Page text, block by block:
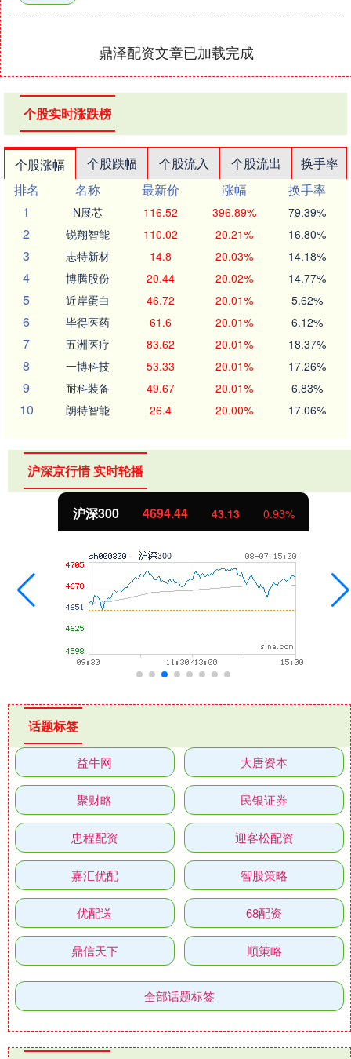
鼎泽配资文章已加载完成
个股实时涨跌榜
个股涨幅 个股跌幅 个股流入 个股流出
换手率
排名
名称 最新价 涨幅
换手率
1
N展芯 116.52 396.89% 79.39%
2 锐翔智能 110.02 20.21% 16.80%
3 志特新材 14.8 20.03% 14.18%
4 博腾股份 20.44 20.02% 14.77%
5 近岸蛋白 46.72 20.01% 5.62%
6 毕得医药 61.6 20.01% 6.12%
7 五洲医疗 83.62 20.01% 18.37%
8 一博科技 53.33 20.01% 17.26%
9 耐科装备 49.67 20.01% 6.83%
10 朗特智能 26.4 20.00% 17.06%
沪深京行情 实时轮播
沪深300 4694.44 43.13 0.93%
话题标签
益牛网 大唐资本
聚财略 民银证券
忠程配资 迎客松配资
嘉汇优配 智股策略
优配送 68配资
鼎信天下 顺策略
全部话题标签